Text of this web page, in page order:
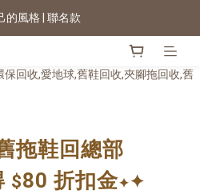
色上市 | 快看
的風格 | 聯名款
拖鞋回總部
$80 折扣金✦✦